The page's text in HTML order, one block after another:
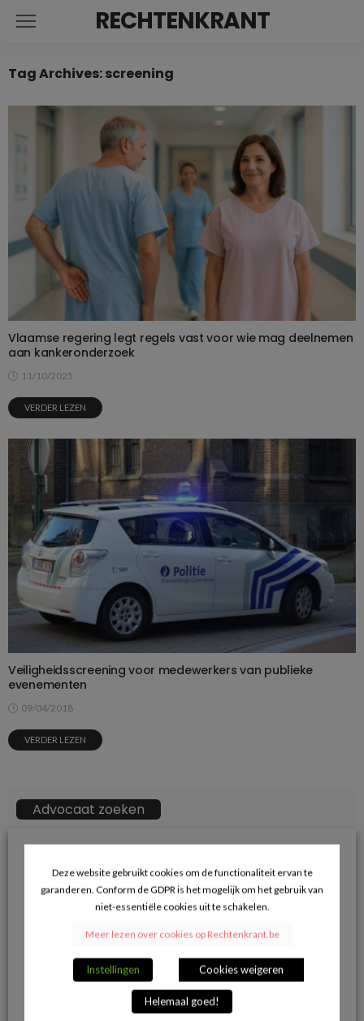
RECHTENKRANT
Tag Archives: screening
Vlaamse regering legt regels vast voor wie mag deelnemen
aan kankeronderzoek
11/10/2025
VERDER LEZEN
Veiligheidsscreening voor medewerkers van publieke
evenementen
09/04/2018
VERDER LEZEN
Advocaat zoeken
Zoek
→ Klik hier voor opname in de advocatendatabase.
Volg ons op Facebook en blijf op de hoogte
van de juridische actualiteit.
Deze website gebruikt cookies om de functionaliteit ervan te
garanderen. Conform de GDPR is het mogelijk om het gebruik van
niet-essentiële cookies uit te schakelen.
Meer lezen over cookies op Rechtenkrant.be
Instellingen Cookies weigeren
Helemaal goed!